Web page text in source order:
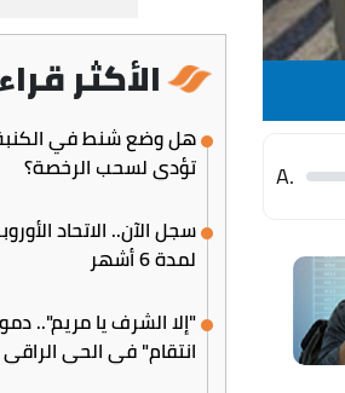
.A
الأكثر
هل وضع شنط في الكنبة
تؤدي لسحب الرخصة؟
سجل الآن.. الاتحاد
لمدة 6 أشهر
"إلا الشرف يا مريم"..
انتقام" في الحي الراقي